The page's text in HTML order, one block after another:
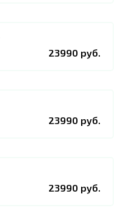
23990 руб.
23990 руб.
23990 руб.